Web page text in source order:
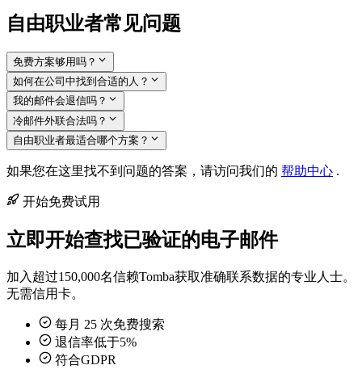
自由职业者常见问题
免费方案够用吗？
如何在公司中找到合适的人？
我的邮件会退信吗？
冷邮件外联合法吗？
自由职业者最适合哪个方案？
如果您在这里找不到问题的答案，请访问我们的 帮助中心 .
开始免费试用
立即开始查找已验证的电子邮件
加入超过150,000名信赖Tomba获取准确联系数据的专业人士。
无需信用卡。
每月 25 次免费搜索
退信率低于5%
符合GDPR